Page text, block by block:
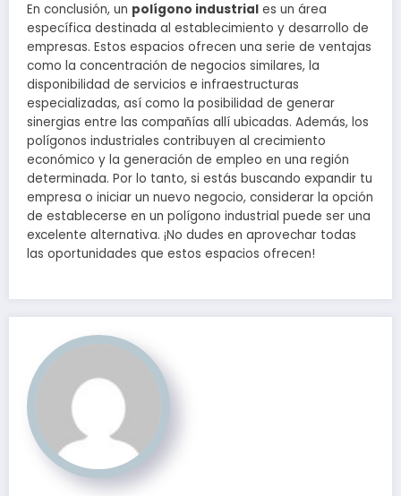
En conclusión, un polígono industrial es un área
específica destinada al establecimiento y desarrollo de
empresas. Estos espacios ofrecen una serie de ventajas
como la concentración de negocios similares, la
disponibilidad de servicios e infraestructuras
especializadas, así como la posibilidad de generar
sinergias entre las compañías allí ubicadas. Además, los
polígonos industriales contribuyen al crecimiento
económico y la generación de empleo en una región
determinada. Por lo tanto, si estás buscando expandir tu
empresa o iniciar un nuevo negocio, considerar la opción
de establecerse en un polígono industrial puede ser una
excelente alternativa. ¡No dudes en aprovechar todas
las oportunidades que estos espacios ofrecen!